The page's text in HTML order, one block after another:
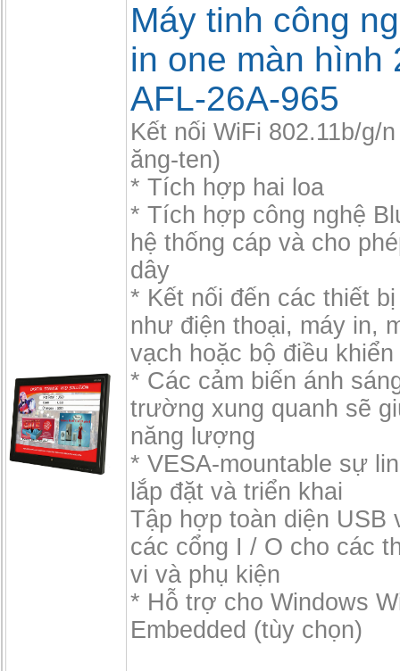
Máy tinh công
in one màn hình
AFL-26A-965
Kết nối WiFi 802.11b/g/
ăng-ten)
* Tích hợp hai loa
* Tích hợp công nghệ
hệ thống cáp và cho
dây
* Kết nối đến các thiết
như điện thoại, máy in,
vạch hoặc bộ điều
* Các cảm biến ánh
trường xung quanh sẽ
năng lượng
* VESA-mountable sự
lắp đặt và triển khai
Tập hợp toàn diện USB
các cổng I / O cho các
vi và phụ kiện
* Hỗ trợ cho Windows
Embedded (tùy chọn)